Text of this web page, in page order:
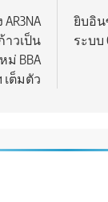
AR3NA
าวเป็น
ม่ BBA
เต็มตัว
ยิบอิน
ระบบ